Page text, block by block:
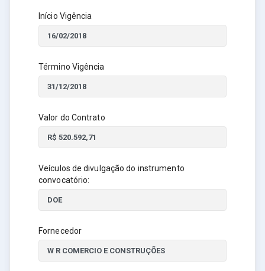
Início Vigência
Término Vigência
Valor do Contrato
Veículos de divulgação do instrumento
convocatório:
Fornecedor